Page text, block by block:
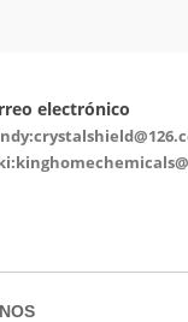
electrónico